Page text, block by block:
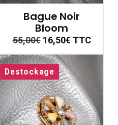
Bague Noir
Bloom
55,00€ 16,50€TTC
Destockage